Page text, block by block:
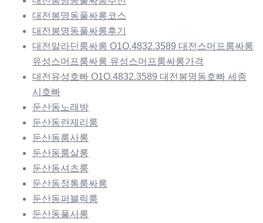
대전봉명동풀싸롱코스
대전봉명동풀싸롱후기
대전알라딘룸싸롱 O1O.4832.3589 대전스머프룸싸롱
유성스머프룸싸롱 유성스머프룸싸롱가격
대전유성호빠 O1O.4832.3589 대전봉명동호빠 세종
시호빠
둔산동노래방
둔산동란제리룸
둔산동룸사롱
둔산동룸살롱
둔산동셔츠룸
둔산동정통룸싸롱
둔산동퍼블릭룸
둔산동풀사롱